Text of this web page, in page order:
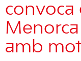
convoca
amb